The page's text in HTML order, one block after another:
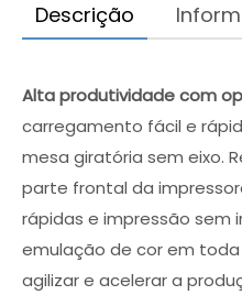
Descrição
Alta produtividade com
carregamento fácil e
mesa giratória sem eixo.
parte frontal da
rápidas e impressão sem
emulação de cor em
agilizar e acelerar a
Qual é a
Evite erros na
a solução exata